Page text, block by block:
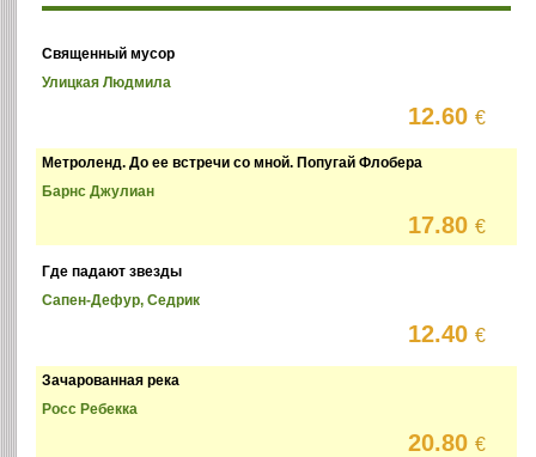
Священный мусор
Улицкая Людмила
12.60€
Метроленд. До ее встречи со мной. Попугай Флобера
Барнс Джулиан
17.80€
Где падают звезды
Сапен-Дефур, Седрик
12.40€
Зачарованная река
Росс Ребекка
20.80€